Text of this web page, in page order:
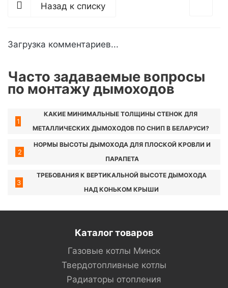
Назад к списку
Загрузка комментариев...
Часто задаваемые вопросы
по монтажу дымоходов
1
КАКИЕ МИНИМАЛЬНЫЕ ТОЛЩИНЫ СТЕНОК ДЛЯ
МЕТАЛЛИЧЕСКИХ ДЫМОХОДОВ ПО СНИП В БЕЛАРУСИ?
2
НОРМЫ ВЫСОТЫ ДЫМОХОДА ДЛЯ ПЛОСКОЙ КРОВЛИ И
ПАРАПЕТА
3
ТРЕБОВАНИЯ К ВЕРТИКАЛЬНОЙ ВЫСОТЕ ДЫМОХОДА
НАД КОНЬКОМ КРЫШИ
Каталог товаров
Газовые котлы Минск
Твердотопливные котлы
Радиаторы отопления